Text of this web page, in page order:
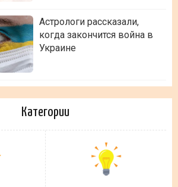
Астрологи рассказали,
когда закончится война в
Украине
Категории